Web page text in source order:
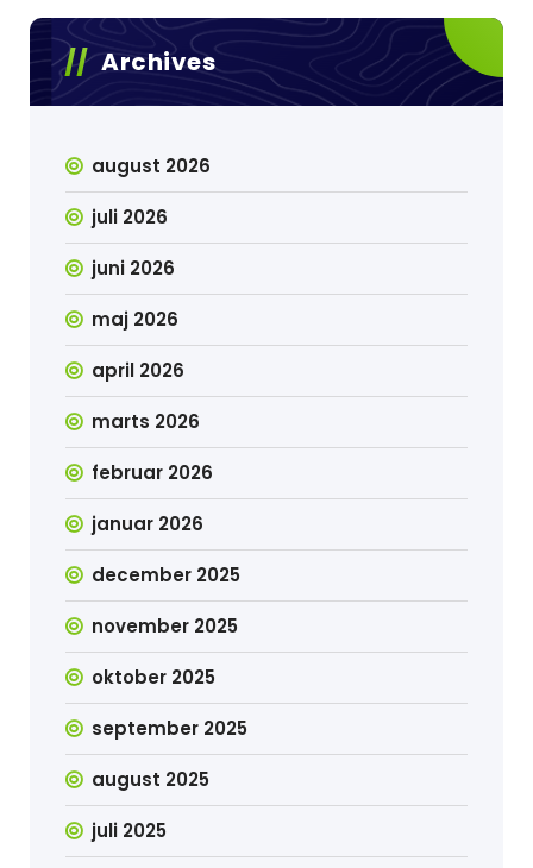
Archives
august 2026
juli 2026
juni 2026
maj 2026
april 2026
marts 2026
februar 2026
januar 2026
december 2025
november 2025
oktober 2025
september 2025
august 2025
juli 2025